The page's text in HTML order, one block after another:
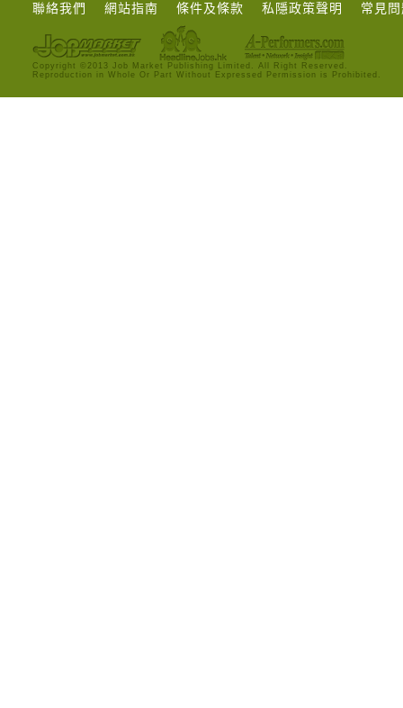
聯絡我們 網站指南 條件及條款 私隱政策聲明 常見
Copyright ©2013 Job Market Publishing Limited. All Right Reserved.
Reproduction in Whole Or Part Without Expressed Permission is Prohibited.